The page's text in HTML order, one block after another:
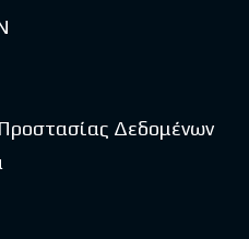
Δεδομένων